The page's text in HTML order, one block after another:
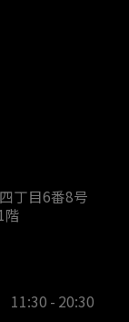
丁目6番8号
階
- 20:30